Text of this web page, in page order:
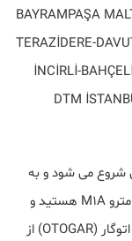
BAYRAMPAŞA
TERAZİDERE-
İNCİRLİ-
DTM
ینی کاپی شروع می شود و به
کیرازلی- باجیلار ختم می شود. اگر شما سوار خط مترو M1A هستید و
می خواهید به باجیلار بروید کافی است ایستگاه اتوگار (OTOGAR) از